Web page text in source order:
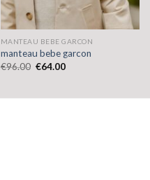
MANTEAU BEBE GARCON
manteau bebe garcon
€96.00 €64.00